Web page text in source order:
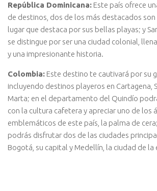
República Dominicana: Este país ofrece
de destinos, dos de los más destacados son
lugar que destaca por sus bellas playas; y
se distingue por ser una ciudad colonial,
y una impresionante historia.
Colombia: Este destino te cautivará por su
incluyendo destinos playeros en Cartagena,
Marta; en el departamento del Quindío
con la cultura cafetera y apreciar uno de los
emblemáticos de este país, la palma de
podrás disfrutar dos de las ciudades
Bogotá, su capital y Medellín, la ciudad de la